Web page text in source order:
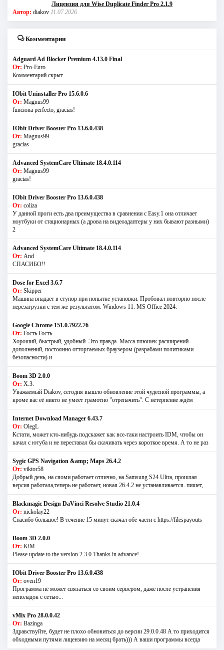
Лицензия для Wise Duplicate Finder Pro 2.1.9
Автор: diakov 11.07.2026
Комментарии
Adguard Ad Blocker Premium 4.13.0 Final
От: Pro-Euro
Комментарий скрыт
IObit Uninstaller Pro 15.6.0.6
От: Magnus99
funciona perfecto, gracias!
IObit Driver Booster Pro 13.6.0.438
От: Magnus99
gracias
Advanced SystemCare Ultimate 18.4.0.114
От: Magnus99
gracias!
IObit Driver Booster Pro 13.6.0.438
От: coliza
У данной проги есть два преимущества в сравнении с Easy.1 она отличает
ноутбуки от стационарных (а дрова на видеоадаптеры у них бывают разными)
2
Advanced SystemCare Ultimate 18.4.0.114
От: And
СПАСИБО!!
Dose for Excel 3.6.7
От: Skipper
Машина впадает в ступор при попытке установки. Пробовал повторно после
перезагрузки с тем же результатом. Windows 11. MS Offiсe 2024.
Google Chrome 151.0.7922.76
От: Гость Гость
Хороший, быстрый, удобный. Это правда. Масса плюшек расширений-
дополнений, постоянно отторгаемых браузером (разрабами политиками
безопасности) и
Boom 3D 2.0.0
От: Х.З.
Уважаемый Diakov, сегодня вышло обновление этой чудесной программы, а
кроме вас её никто не умеет грамотно "отрепачить". С нетерпение ждём
Internet Download Manager 6.43.7
От: OlegL
Кстати, может кто-нибудь подскажет как все-таки настроить IDM, чтобы он
качал с ютуба и не переставал бы скачивать через короткое время. А то не раз
Sygic GPS Navigation &amp; Maps 26.4.2
От: viktor58
Добрый день, на сяоми работает отлично, на Samsung S24 Ultra, прошлая
версия работала,теперь не работает, новая 26.4.2 не устанавливается. пишет,
Blackmagic Design DaVinci Resolve Studio 21.0.4
От: nickolay22
Спасибо большое! В течение 15 минут скачал обе части с https://filespayouts
Boom 3D 2.0.0
От: KiM
Please update to the version 2.3.0 Thanks in advance!
IObit Driver Booster Pro 13.6.0.438
От: oven19
Программа не может связаться со своим сервером, даже после устранения
неполадок с сетью...
vMix Pro 28.0.0.42
От: Bazinga
Здравствуйте, будет не плохо обновиться до версии 29.0.0.48 А то приходится
обходными путями лицензию на месяц брать))) А ваши программы всегда